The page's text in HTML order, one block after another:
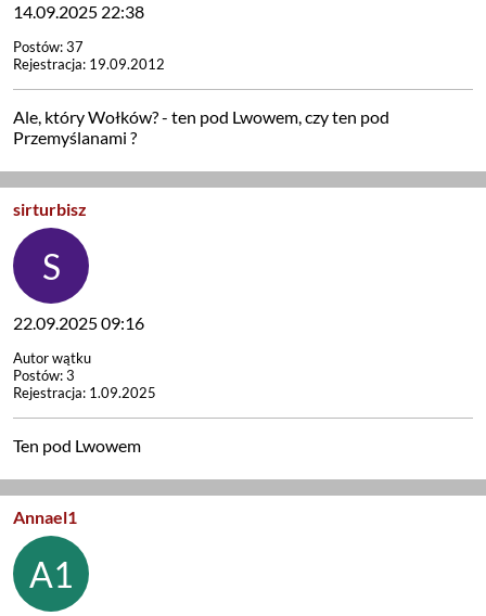
14.09.2025 22:38
Postów: 37
Rejestracja: 19.09.2012
Ale, który Wołków? - ten pod Lwowem, czy ten pod
Przemyślanami ?
sirturbisz
22.09.2025 09:16
Autor wątku
Postów: 3
Rejestracja: 1.09.2025
Ten pod Lwowem
Annael1